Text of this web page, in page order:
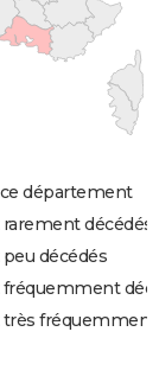
département
décédés
décédés
fréquemment